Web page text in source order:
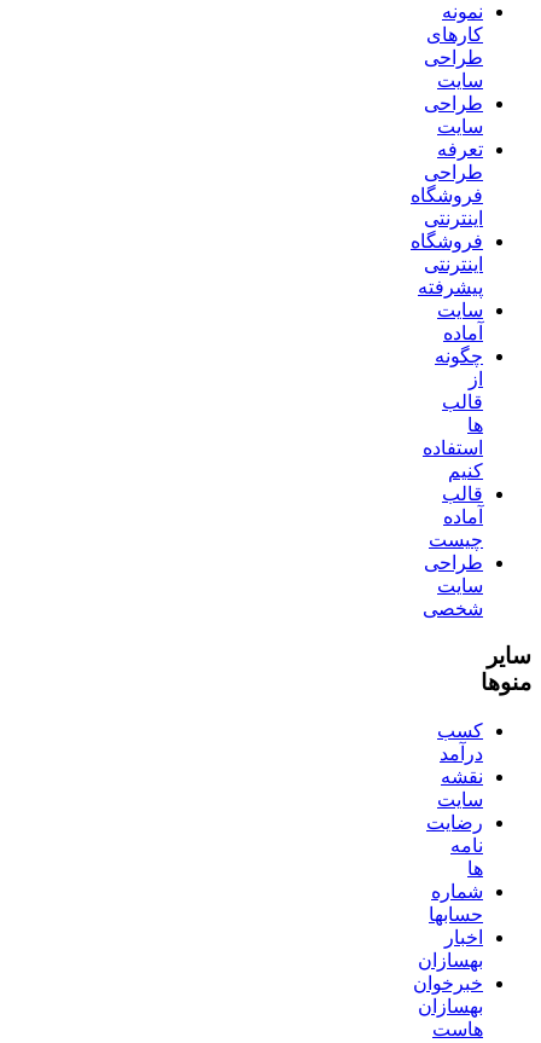
نمونه
کارهای
طراحی
سایت
طراحی
سایت
تعرفه
طراحی
فروشگاه
اینترنتی
فروشگاه
اینترنتی
پیشرفته
سایت
آماده
چگونه
از
قالب
ها
استفاده
کنیم
قالب
آماده
چیست
طراحی
سایت
شخصی
سایر
منوها
کسب
درآمد
نقشه
سایت
رضایت
نامه
ها
شماره
حسابها
اخبار
بهسازان
خبرخوان
بهسازان
هاست